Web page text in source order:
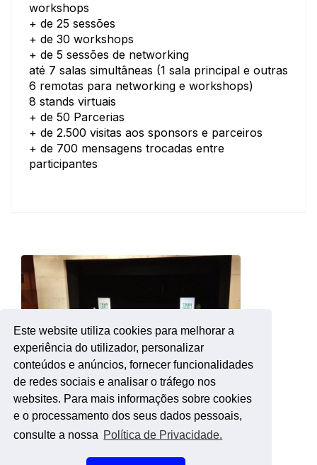
Este website utiliza cookies para melhorar a
experiência do utilizador, personalizar
conteúdos e anúncios, fornecer funcionalidades
de redes sociais e analisar o tráfego nos
websites. Para mais informações sobre cookies
e o processamento dos seus dados pessoais,
consulte a nossa Política de Privacidade.
workshops
+ de 25 sessões
+ de 30 workshops
+ de 5 sessões de networking
até 7 salas simultâneas (1 sala principal e outras
6 remotas para networking e workshops)
8 stands virtuais
+ de 50 Parcerias
+ de 2.500 visitas aos sponsors e parceiros
+ de 700 mensagens trocadas entre
participantes